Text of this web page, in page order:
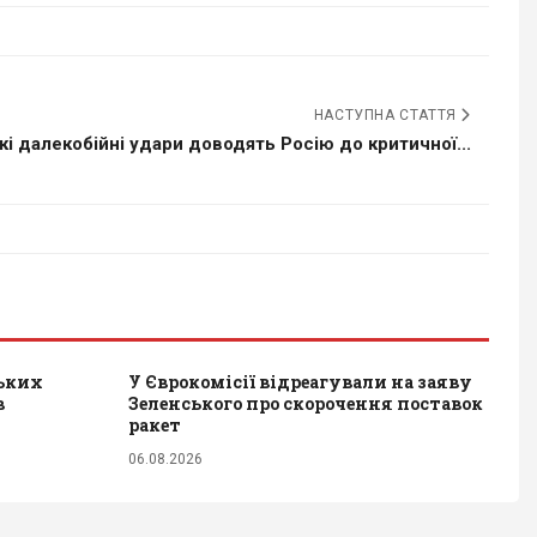
НАСТУПНА СТАТТЯ
далекобійні удари доводять Росію до критичної...
У Єврокомісії відреагували на заяву
Зеленського про скорочення поставок
ракет
06.08.2026